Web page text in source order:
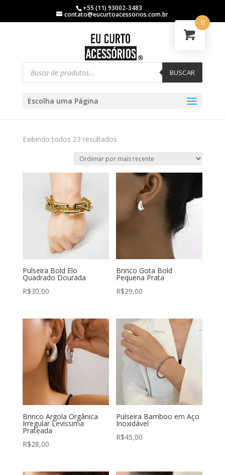
+55 (11) 93002-3483
contato@eucurtoacessorios.com.br
BUSCAR
Escolha uma Página
Exibindo todos 23 resultados
Pulseira Bold Elo
Quadrado Dourada
R$30,00
Brinco Gota Bold
Pequena Prata
R$29,00
Brinco Argola Orgânica
Irregular Levíssima
Prateada
R$28,00
Pulseira Bamboo em Aço
Inoxidável
R$45,00
0